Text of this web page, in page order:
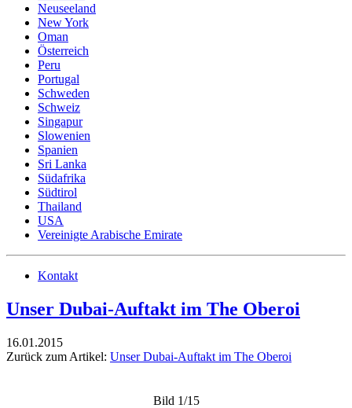
Neuseeland
New York
Oman
Österreich
Peru
Portugal
Schweden
Schweiz
Singapur
Slowenien
Spanien
Sri Lanka
Südafrika
Südtirol
Thailand
USA
Vereinigte Arabische Emirate
Kontakt
Unser Dubai-Auftakt im The Oberoi
16.01.2015
Zurück zum Artikel: Unser Dubai-Auftakt im The Oberoi
Bild 1/15